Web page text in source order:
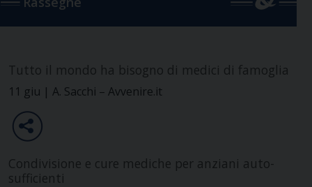
Tutto il mondo ha bisogno di medici di famoglia
11 giu | A. Sacchi – Avvenire.it
Condivisione e cure mediche per anziani auto-
sufficienti